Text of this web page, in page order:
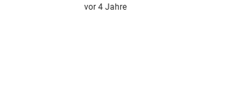
vor 4 Jahre